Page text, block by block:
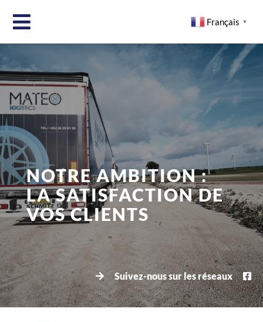
Français ▼
NOTRE AMBITION :
LA SATISFACTION DE
VOS CLIENTS
Suivez-nous sur les réseaux